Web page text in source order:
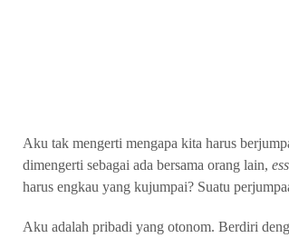
Aku tak mengerti mengapa kita harus
dimengerti sebagai ada bersama orang lain,
harus engkau yang kujumpai? Suatu
Aku adalah pribadi yang otonom. Berdiri